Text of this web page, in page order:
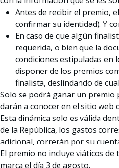
Antes de recibir el premio,
confirmar su identidad). Y
En caso de que algún
requerida, o bien que la
condiciones estipuladas en
disponer de los premios
finalista, deslindando de
Solo se podrá ganar un premio
darán a conocer en el sitio web
Esta dinámica solo es válida
de la República, los gastos
adicional, correrán por su
El premio no incluye viáticos
marca el día 3 de agosto.